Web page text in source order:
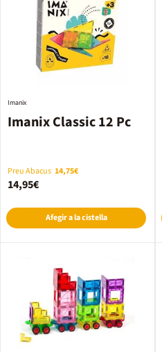
Imanix Classic 12 Pc
Imanix
Preu Abacus 14,75€
14,95€
Afegir a la cistella